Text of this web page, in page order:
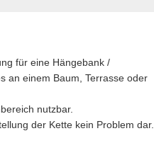
für eine Hängebank /
an einem Baum, Terrasse oder
nutzbar.
der Kette kein Problem dar.